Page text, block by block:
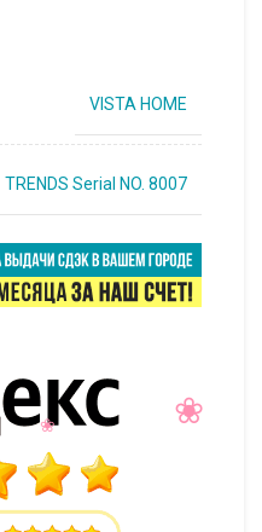
VISTA HOME
TRENDS Serial NO. 8007